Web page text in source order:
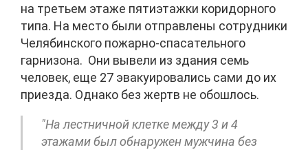
на третьем этаже пятиэтажки коридорного
типа. На место были отправлены сотрудники
Челябинского пожарно-спасательного
гарнизона. Они вывели из здания семь
человек, еще 27 эвакуировались сами до их
приезда. Однако без жертв не обошлось.
"На лестничной клетке между 3 и 4
этажами был обнаружен мужчина без